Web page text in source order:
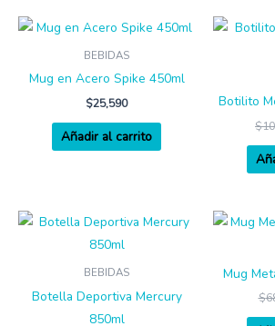
BEBIDAS
Mug en Acero Spike 450ml
$25,590
Añadir al carrito
Botilito
$
BEBIDAS
Botella Deportiva Mercury
850ml
Mug
$